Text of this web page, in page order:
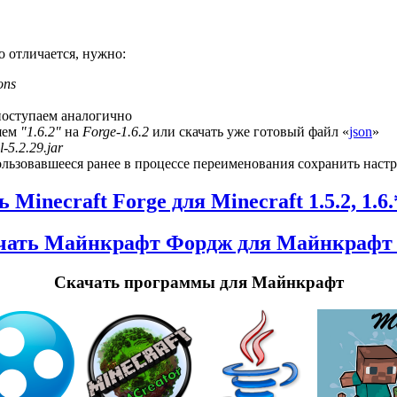
отличается, нужно:
аналогично
"1.6.2" на Forge-1.6.2 или скачать уже готовый файл «json»
5.2.29.jar
ранее в процессе переименования сохранить
Minecraft Forge для Minecraft 1.5.2,
Майнкрафт Фордж для Майнкрафт
Скачать программы для Майнкрафт